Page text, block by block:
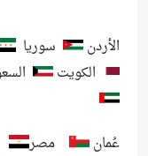
الأردن سوريا
الكويت
عُمان مصر